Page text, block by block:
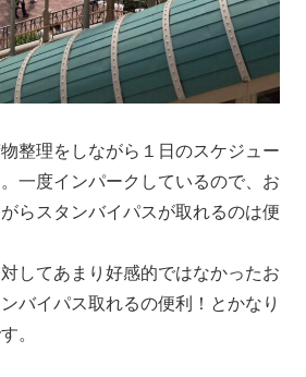
整理をしながら１日のスケジュー
一度インパークしているので、お
らスタンバイパスが取れるのは便
してあまり好感的ではなかったお
バイパス取れるの便利！とかなり
。